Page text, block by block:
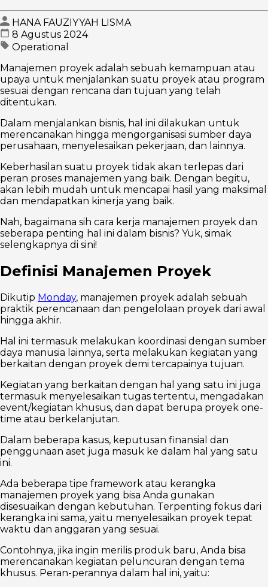
HANA FAUZIYYAH LISMA
8 Agustus 2024
Operational
Manajemen proyek adalah sebuah kemampuan atau
upaya untuk menjalankan suatu proyek atau program
sesuai dengan rencana dan tujuan yang telah
ditentukan.
Dalam menjalankan bisnis, hal ini dilakukan untuk
merencanakan hingga mengorganisasi sumber daya
perusahaan, menyelesaikan pekerjaan, dan lainnya.
Keberhasilan suatu proyek tidak akan terlepas dari
peran proses manajemen yang baik. Dengan begitu,
akan lebih mudah untuk mencapai hasil yang maksimal
dan mendapatkan kinerja yang baik.
Nah, bagaimana sih cara kerja manajemen proyek dan
seberapa penting hal ini dalam bisnis? Yuk, simak
selengkapnya di sini!
Definisi Manajemen Proyek
Dikutip Monday, manajemen proyek adalah sebuah
praktik perencanaan dan pengelolaan proyek dari awal
hingga akhir.
Hal ini termasuk melakukan koordinasi dengan sumber
daya manusia lainnya, serta melakukan kegiatan yang
berkaitan dengan proyek demi tercapainya tujuan.
Kegiatan yang berkaitan dengan hal yang satu ini juga
termasuk menyelesaikan tugas tertentu, mengadakan
event/kegiatan khusus, dan dapat berupa proyek one-
time atau berkelanjutan.
Dalam beberapa kasus, keputusan finansial dan
penggunaan aset juga masuk ke dalam hal yang satu
ini.
Ada beberapa tipe framework atau kerangka
manajemen proyek yang bisa Anda gunakan
disesuaikan dengan kebutuhan. Terpenting fokus dari
kerangka ini sama, yaitu menyelesaikan proyek tepat
waktu dan anggaran yang sesuai.
Contohnya, jika ingin merilis produk baru, Anda bisa
merencanakan kegiatan peluncuran dengan tema
khusus. Peran-perannya dalam hal ini, yaitu: